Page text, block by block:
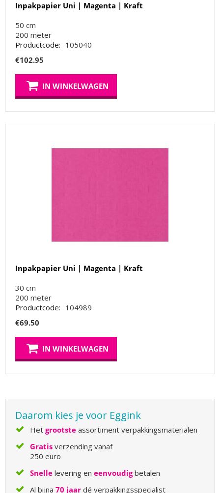
Inpakpapier Uni | Magenta | Kraft
50 cm
200 meter
Productcode: 105040
€102.95
IN WINKELWAGEN
Inpakpapier Uni | Magenta | Kraft
30 cm
200 meter
Productcode: 104989
€69.50
IN WINKELWAGEN
Daarom kies je voor Eggink
Het grootste assortiment verpakkingsmaterialen
Gratis verzending vanaf
250 euro
Snelle levering en eenvoudigbetalen
Al bijna 70 jaar dé verpakkingsspecialist